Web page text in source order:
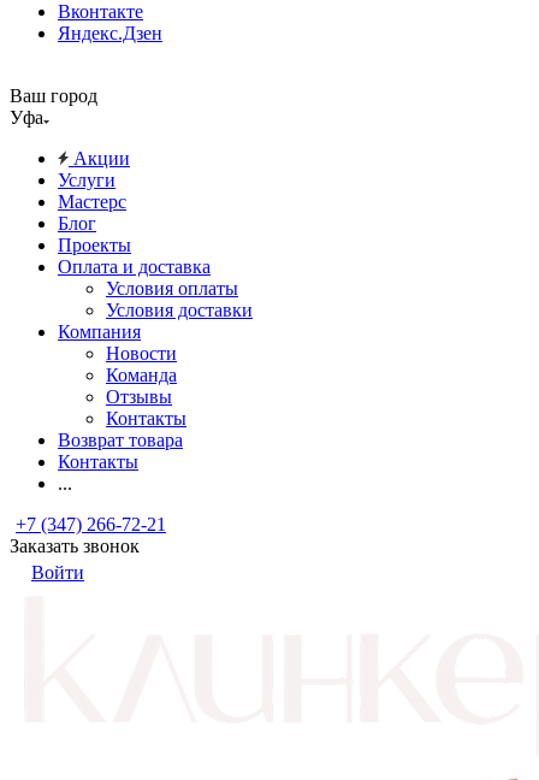
Вконтакте
Яндекс.Дзен
Ваш город
Уфа
Акции
Услуги
Мастерс
Блог
Проекты
Оплата и доставка
Условия оплаты
Условия доставки
Компания
Новости
Команда
Отзывы
Контакты
Возврат товара
Контакты
...
+7 (347) 266-72-21
Заказать звонок
Войти